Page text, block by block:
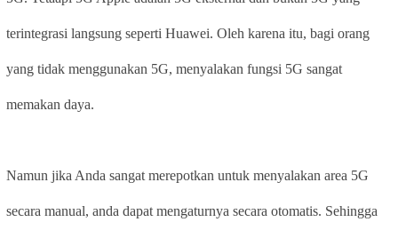
terintegrasi langsung seperti Huawei. Oleh karena itu, bagi orang
yang tidak menggunakan 5G, menyalakan fungsi 5G sangat
memakan daya.
Namun jika Anda sangat merepotkan untuk menyalakan area 5G
secara manual, anda dapat mengaturnya secara otomatis. Sehingga